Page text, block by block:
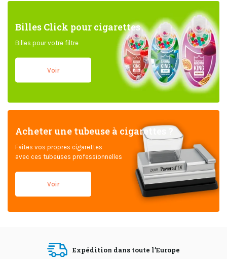
Billes Click pour cigarettes
Billes pour votre filtre
Voir
Acheter une tubeuse à cigarettes ?
Faites vos propres cigarettes
avec ces tubeuses professionnelles
Voir
Avis client
de 9,4 !